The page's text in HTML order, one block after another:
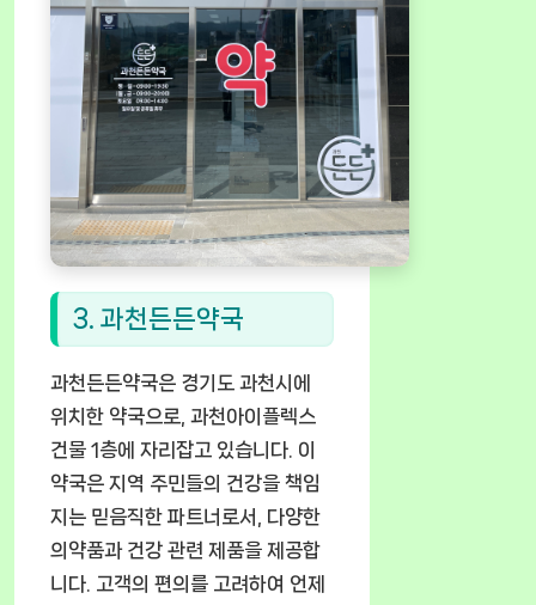
3. 과천든든약국
과천든든약국은 경기도 과천시에
위치한 약국으로, 과천아이플렉스
건물 1층에 자리잡고 있습니다. 이
약국은 지역 주민들의 건강을 책임
지는 믿음직한 파트너로서, 다양한
의약품과 건강 관련 제품을 제공합
니다. 고객의 편의를 고려하여 언제